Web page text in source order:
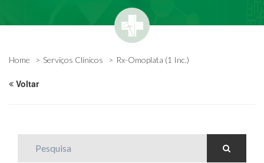
Home Serviços Clínicos Rx-Omoplata (1 Inc.)
Voltar